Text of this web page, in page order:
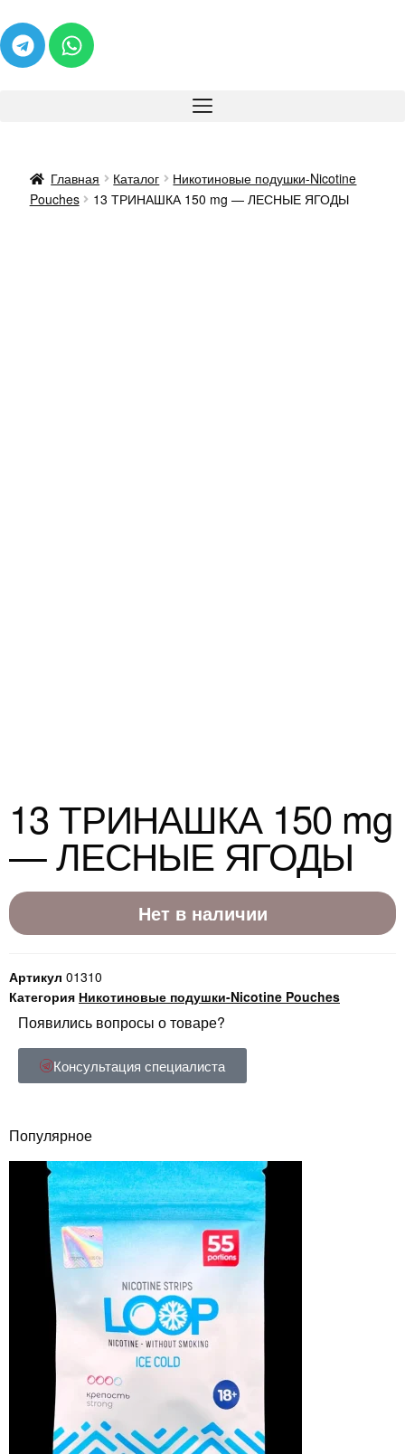
Главная Каталог
Никотиновые подушки-Nicotine
Pouches
13 ТРИНАШКА 150 mg — ЛЕСНЫЕ ЯГОДЫ
13 ТРИНАШКА 150 mg
— ЛЕСНЫЕ ЯГОДЫ
Нет в наличии
Артикул 01310
Категория Никотиновые подушки-Nicotine Pouches
Появились вопросы о товаре?
Консультация специалиста
Популярное